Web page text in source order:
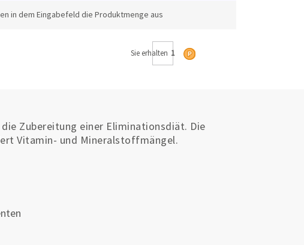
in dem Eingabefeld die Produktmenge aus
Sie erhalten 1
Zubereitung einer Eliminationsdiät. Die
Vitamin- und Mineralstoffmängel.